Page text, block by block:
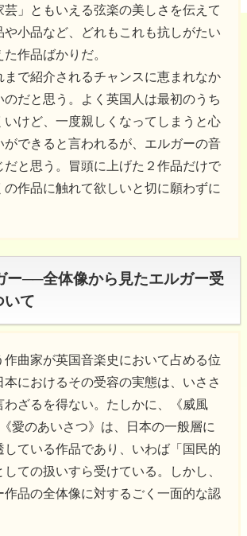
芸」ともいえる弦楽の美しさを伝えて
や小品など、どれもこれも抗しがたい
作品ばかりだ。
で紹介されるチャンスに恵まれなか
のだと思う。よく英国人は最初のうち
いけど、一度親しくなってしまうと心
ができると言われるが、エルガーの音
だと思う。冒頭に上げた２作品だけで
の作品に触れて欲しいと切に願わずに
ー──全体像から見たエルガー受
いて
作曲家が英国音楽史において占める位
におけるその受容の実態は、いささ
わざるを得ない。たしかに、《威風
愛のあいさつ》は、日本の一般層に
している作品であり、いわば「国民的
ての扱いすら受けている。しかし、
作品の全体像に対するごく一面的な認